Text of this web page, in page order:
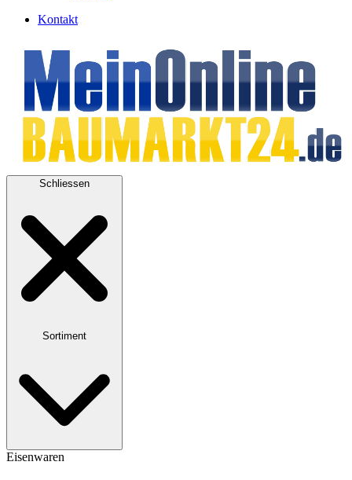
Kontakt
Schliessen
Sortiment
Eisenwaren